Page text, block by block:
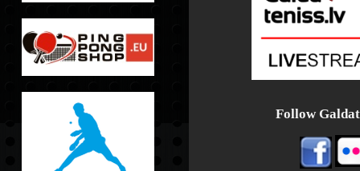
Follow